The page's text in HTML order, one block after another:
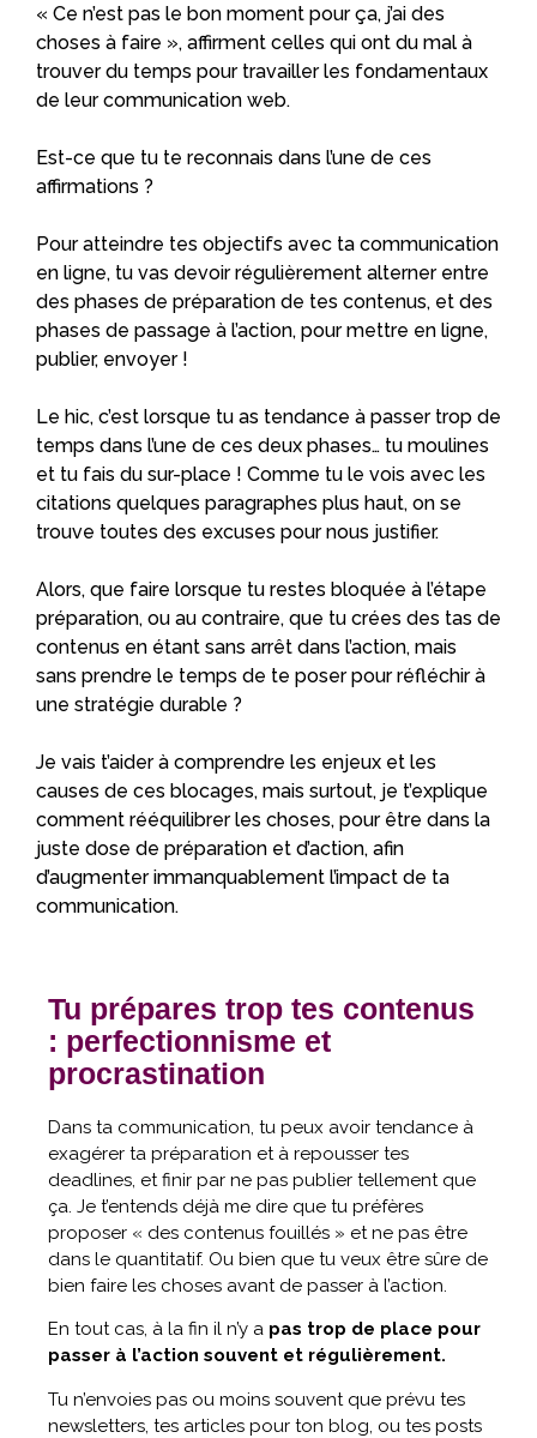
« Ce n’est pas le bon moment pour ça, j’ai des
choses à faire », affirment celles qui ont du mal à
trouver du temps pour travailler les fondamentaux
de leur communication web.
Est-ce que tu te reconnais dans l’une de ces
affirmations ?
Pour atteindre tes objectifs avec ta communication
en ligne, tu vas devoir régulièrement alterner entre
des phases de préparation de tes contenus, et des
phases de passage à l’action, pour mettre en ligne,
publier, envoyer !
Le hic, c’est lorsque tu as tendance à passer trop de
temps dans l’une de ces deux phases… tu moulines
et tu fais du sur-place ! Comme tu le vois avec les
citations quelques paragraphes plus haut, on se
trouve toutes des excuses pour nous justifier.
Alors, que faire lorsque tu restes bloquée à l’étape
préparation, ou au contraire, que tu crées des tas de
contenus en étant sans arrêt dans l’action, mais
sans prendre le temps de te poser pour réfléchir à
une stratégie durable ?
Je vais t’aider à comprendre les enjeux et les
causes de ces blocages, mais surtout, je t’explique
comment rééquilibrer les choses, pour être dans la
juste dose de préparation et d’action, afin
d’augmenter immanquablement l’impact de ta
communication.
Tu prépares trop tes contenus
: perfectionnisme et
procrastination
Dans ta communication, tu peux avoir tendance à
exagérer ta préparation et à repousser tes
deadlines, et finir par ne pas publier tellement que
ça. Je t’entends déjà me dire que tu préfères
proposer « des contenus fouillés » et ne pas être
dans le quantitatif. Ou bien que tu veux être sûre de
bien faire les choses avant de passer à l’action.
En tout cas, à la fin il n’y a pas trop de place pour
passer à l’action souvent et régulièrement.
Tu n’envoies pas ou moins souvent que prévu tes
newsletters, tes articles pour ton blog, ou tes posts